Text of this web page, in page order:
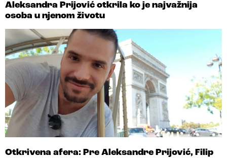
Aleksandra Prijović otkrila ko je najvažnija
osoba u njenom životu
Otkrivena afera: Pre Aleksandre Prijović, Filip